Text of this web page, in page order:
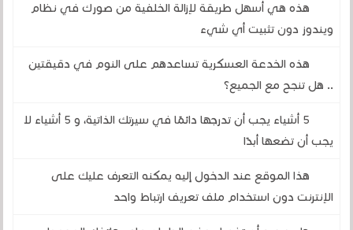
هذه هي أسهل طريقة لإزالة الخلفية من صورك في نظام
ويندوز دون تثبيت أي شيء
هذه الخدعة العسكرية تساعدهم على النوم في دقيقتين
.. هل تنجح مع الجميع؟
5 أشياء يجب أن تدرجها دائمًا في سيرتك الذاتية، و 5 أشياء لا
يجب أن تضعها أبدًا
هذا الموقع عند الدخول إليه يمكنه التعرف عليك على
الإنترنت دون استخدام ملف تعريف ارتباط واحد